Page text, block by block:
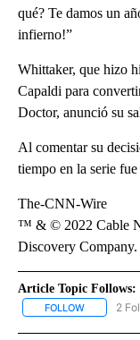
qué? Te damos un
infierno!”
Whittaker, que hizo
Capaldi para
Doctor, anunció su
Al comentar su
tiempo en la serie
The-CNN-Wire
™ & © 2022 Cable
Discovery
Article Topic Follows:
FOLLOW FOLLOW
2